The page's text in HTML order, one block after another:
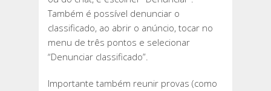
Também é possível denunciar o
classificado, ao abrir o anúncio, tocar no
menu de três pontos e selecionar
“Denunciar classificado”.
Importante também reunir provas (como